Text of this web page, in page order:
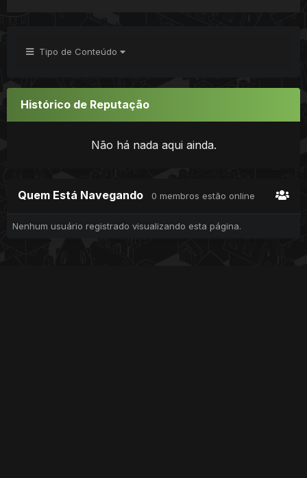
Tipo de Conteúdo
Histórico de Reputação
Não há nada aqui ainda.
Quem Está Navegando 0 membros estão online
Nenhum usuário registrado visualizando esta página.